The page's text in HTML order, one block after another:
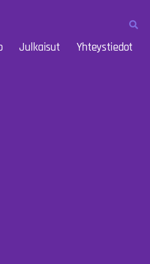
Julkaisut Yhteystiedot